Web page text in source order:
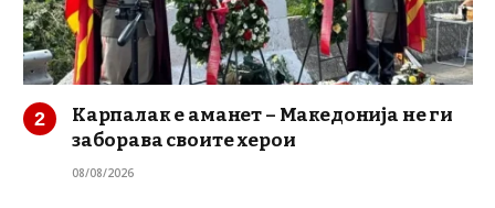
Карпалак е аманет – Македонија не ги
заборава своите херои
08/08/2026